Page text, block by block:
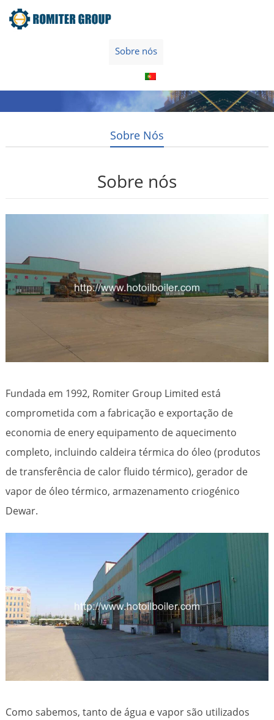
Sobre nós
Sobre Nós
Sobre nós
Fundada em 1992, Romiter Group Limited está
comprometida com a fabricação e exportação de
economia de enery equipamento de aquecimento
completo, incluindo caldeira térmica do óleo (produtos
de transferência de calor fluido térmico), gerador de
vapor de óleo térmico, armazenamento criogénico
Dewar.
Como sabemos, tanto de água e vapor são utilizados